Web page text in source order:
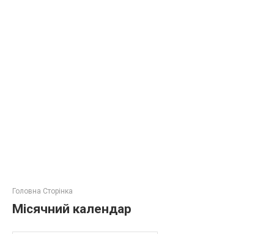
Головна Сторінка
Місячний календар